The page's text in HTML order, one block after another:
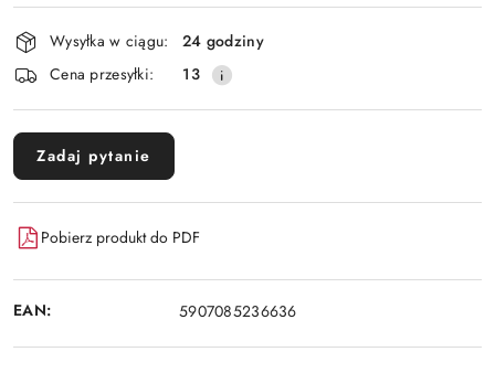
Dostępność
i
dostawa
Wysyłka w ciągu:
24 godziny
Cena przesyłki:
13
Zadaj pytanie
Pobierz produkt do PDF
EAN: 5907085236636